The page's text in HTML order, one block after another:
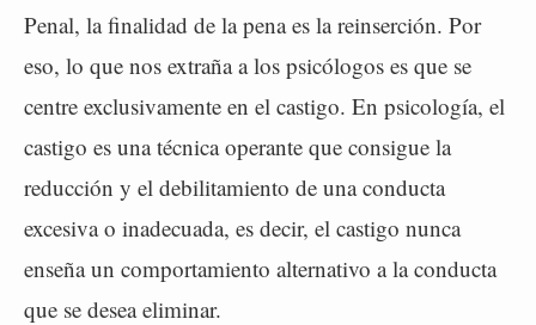
Penal, la finalidad de la pena es la reinserción. Por
eso, lo que nos extraña a los psicólogos es que se
centre exclusivamente en el castigo. En psicología, el
castigo es una técnica operante que consigue la
reducción y el debilitamiento de una conducta
excesiva o inadecuada, es decir, el castigo nunca
enseña un comportamiento alternativo a la conducta
que se desea eliminar.